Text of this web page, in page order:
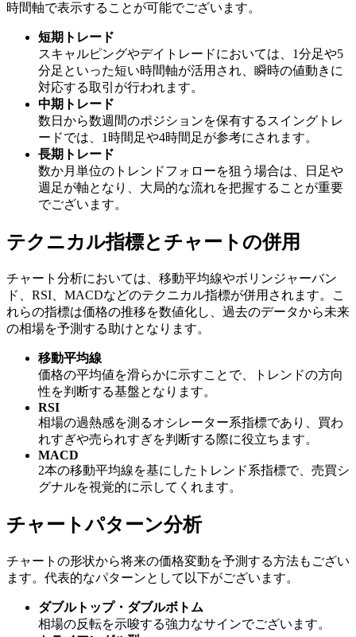
時間軸で表示することが可能でございます。
短期トレード
スキャルピングやデイトレードにおいては、1分足や5
分足といった短い時間軸が活用され、瞬時の値動きに
対応する取引が行われます。
中期トレード
数日から数週間のポジションを保有するスイングトレ
ードでは、1時間足や4時間足が参考にされます。
長期トレード
数か月単位のトレンドフォローを狙う場合は、日足や
週足が軸となり、大局的な流れを把握することが重要
でございます。
テクニカル指標とチャートの併用
チャート分析においては、移動平均線やボリンジャーバン
ド、RSI、MACDなどのテクニカル指標が併用されます。こ
れらの指標は価格の推移を数値化し、過去のデータから未来
の相場を予測する助けとなります。
移動平均線
価格の平均値を滑らかに示すことで、トレンドの方向
性を判断する基盤となります。
RSI
相場の過熱感を測るオシレーター系指標であり、買わ
れすぎや売られすぎを判断する際に役立ちます。
MACD
2本の移動平均線を基にしたトレンド系指標で、売買シ
グナルを視覚的に示してくれます。
チャートパターン分析
チャートの形状から将来の価格変動を予測する方法もござい
ます。代表的なパターンとして以下がございます。
ダブルトップ・ダブルボトム
相場の反転を示唆する強力なサインでございます。